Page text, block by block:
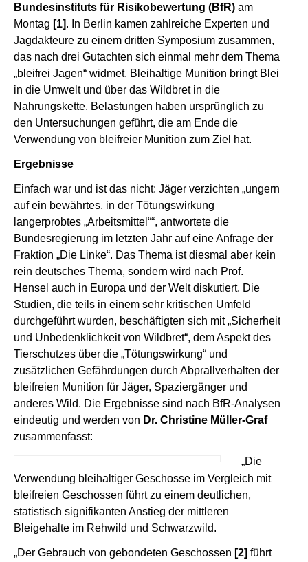
Bundesinstituts für Risikobewertung (BfR) am
Montag [1]. In Berlin kamen zahlreiche Experten und
Jagdakteure zu einem dritten Symposium zusammen,
das nach drei Gutachten sich einmal mehr dem Thema
„bleifrei Jagen“ widmet. Bleihaltige Munition bringt Blei
in die Umwelt und über das Wildbret in die
Nahrungskette. Belastungen haben ursprünglich zu
den Untersuchungen geführt, die am Ende die
Verwendung von bleifreier Munition zum Ziel hat.
Ergebnisse
Einfach war und ist das nicht: Jäger verzichten „ungern
auf ein bewährtes, in der Tötungswirkung
langerprobtes „Arbeitsmittel““, antwortete die
Bundesregierung im letzten Jahr auf eine Anfrage der
Fraktion „Die Linke“. Das Thema ist diesmal aber kein
rein deutsches Thema, sondern wird nach Prof.
Hensel auch in Europa und der Welt diskutiert. Die
Studien, die teils in einem sehr kritischen Umfeld
durchgeführt wurden, beschäftigten sich mit „Sicherheit
und Unbedenklichkeit von Wildbret“, dem Aspekt des
Tierschutzes über die „Tötungswirkung“ und
zusätzlichen Gefährdungen durch Abprallverhalten der
bleifreien Munition für Jäger, Spaziergänger und
anderes Wild. Die Ergebnisse sind nach BfR-Analysen
eindeutig und werden von Dr. Christine Müller-Graf
zusammenfasst:
„Die
Verwendung bleihaltiger Geschosse im Vergleich mit
bleifreien Geschossen führt zu einem deutlichen,
statistisch signifikanten Anstieg der mittleren
Bleigehalte im Rehwild und Schwarzwild.
„Der Gebrauch von gebondeten Geschossen [2] führt